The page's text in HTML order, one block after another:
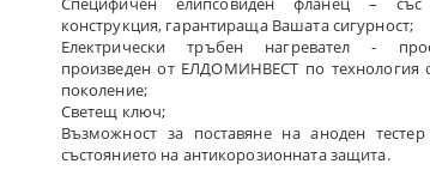
конструкция, гарантираща Вашата сигурност;
Електрически тръбен нагревател -
произведен от ЕЛДОМИНВЕСТ по технология
поколение;
Светещ ключ;
Възможност за поставяне на аноден
състоянието на антикорозионната защита.